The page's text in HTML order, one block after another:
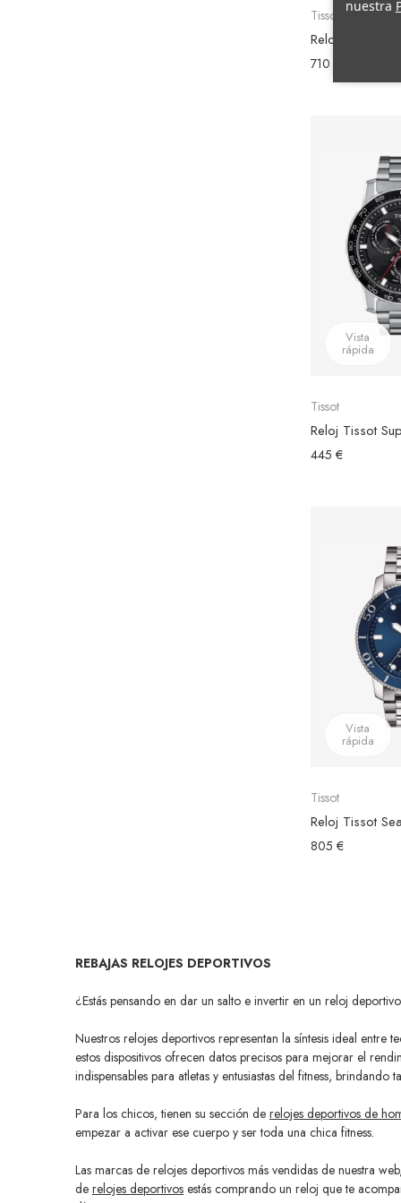
Tissot
710 €
Vista
rápida
Tissot
445 €
Vista
rápida
Tissot
805 €
REBAJAS RELOJES DEPORTIVOS
¿Estás pensando en dar un salto e invertir en un reloj
Nuestros relojes deportivos representan la síntesis ideal
estos dispositivos ofrecen datos precisos para mejorar el
indispensables para atletas y entusiastas del fitness,
Para los chicos, tienen su sección de relojes deportivos de
empezar a activar ese cuerpo y ser toda una chica fitness.
Las marcas de relojes deportivos más vendidas de nuestra
de relojes deportivos estás comprando un reloj que te
nuestra